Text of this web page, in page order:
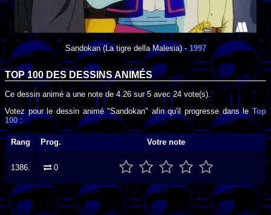
Sandokan(La tigre della Malesia) -1997
TOP 100 DES DESSINS ANIMÉS
Ce dessin animé a une note de 4.26sur5 avec24 vote(s).
Votez pour le dessin animé "Sandokan" afin qu'il progresse dans le Top
100 :
Rang Prog. Votre note
1386. 0